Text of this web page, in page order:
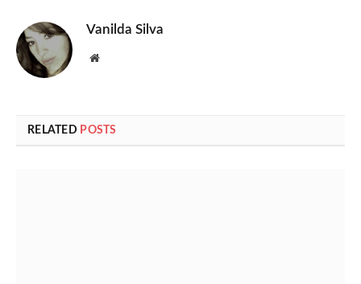
Vanilda Silva
Website
RELATED POSTS